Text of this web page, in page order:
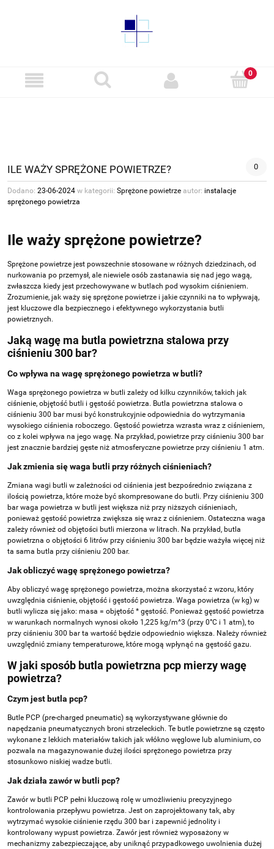
ILE WAŻY SPRĘŻONE POWIETRZE? 0
Dodano: 23-06-2024 w kategorii: Sprężone powietrze autor: instalacje
sprężonego powietrza
Ile waży sprężone powietrze?
Sprężone powietrze jest powszechnie stosowane w różnych dziedzinach, od
nurkowania po przemysł, ale niewiele osób zastanawia się nad jego wagą,
zwłaszcza kiedy jest przechowywane w butlach pod wysokim ciśnieniem.
Zrozumienie, jak waży się sprężone powietrze i jakie czynniki na to wpływają,
jest kluczowe dla bezpiecznego i efektywnego wykorzystania butli
powietrznych.
Jaką wagę ma butla powietrzna stalowa przy
ciśnieniu 300 bar?
Co wpływa na wagę sprężonego powietrza w butli?
Waga sprężonego powietrza w butli zależy od kilku czynników, takich jak
ciśnienie, objętość butli i gęstość powietrza. Butla powietrzna stalowa o
ciśnieniu 300 bar musi być konstrukcyjnie odpowiednia do wytrzymania
wysokiego ciśnienia roboczego. Gęstość powietrza wzrasta wraz z ciśnieniem,
co z kolei wpływa na jego wagę. Na przykład, powietrze przy ciśnieniu 300 bar
jest znacznie bardziej gęste niż atmosferyczne powietrze przy ciśnieniu 1 atm.
Jak zmienia się waga butli przy różnych ciśnieniach?
Zmiana wagi butli w zależności od ciśnienia jest bezpośrednio związana z
ilością powietrza, które może być skompresowane do butli. Przy ciśnieniu 300
bar waga powietrza w butli jest większa niż przy niższych ciśnieniach,
ponieważ gęstość powietrza zwiększa się wraz z ciśnieniem. Ostateczna waga
zależy również od objętości butli mierzona w litrach. Na przykład, butla
powietrzna o objętości 6 litrów przy ciśnieniu 300 bar będzie ważyła więcej niż
ta sama butla przy ciśnieniu 200 bar.
Jak obliczyć wagę sprężonego powietrza?
Aby obliczyć wagę sprężonego powietrza, można skorzystać z wzoru, który
uwzględnia ciśnienie, objętość i gęstość powietrza. Waga powietrza (w kg) w
butli wylicza się jako: masa = objętość * gęstość. Ponieważ gęstość powietrza
w warunkach normalnych wynosi około 1,225 kg/m^3 (przy 0°C i 1 atm), to
przy ciśnieniu 300 bar ta wartość będzie odpowiednio większa. Należy również
uwzględnić zmiany temperaturowe, które mogą wpłynąć na gęstość gazu.
W jaki sposób butla powietrzna pcp mierzy wagę
powietrza?
Czym jest butla pcp?
Butle PCP (pre-charged pneumatic) są wykorzystywane głównie do
napędzania pneumatycznych broni strzeleckich. Te butle powietrzne są często
wykonane z lekkich materiałów takich jak włókno węglowe lub aluminium, co
pozwala na magazynowanie dużej ilości sprężonego powietrza przy
stosunkowo niskiej wadze butli.
Jak działa zawór w butli pcp?
Zawór w butli PCP pełni kluczową rolę w umożliwieniu precyzyjnego
kontrolowania przepływu powietrza. Jest on zaprojektowany tak, aby
wytrzymać wysokie ciśnienie rzędu 300 bar i zapewnić jednolity i
kontrolowany wypust powietrza. Zawór jest również wyposażony w
mechanizmy zabezpieczające, aby uniknąć przypadkowego uwolnienia dużej